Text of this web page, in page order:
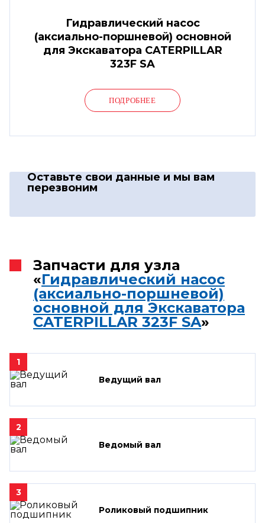
Гидравлический насос
(аксиально-поршневой) основной
для Экскаватора CATERPILLAR
323F SA
ПОДРОБНЕЕ
Оставьте свои данные и мы вам
перезвоним
Запчасти для узла
«Гидравлический насос
(аксиально-поршневой)
основной для Экскаватора
CATERPILLAR 323F SA»
1
Ведущий вал
2
Ведомый вал
3
Роликовый подшипник